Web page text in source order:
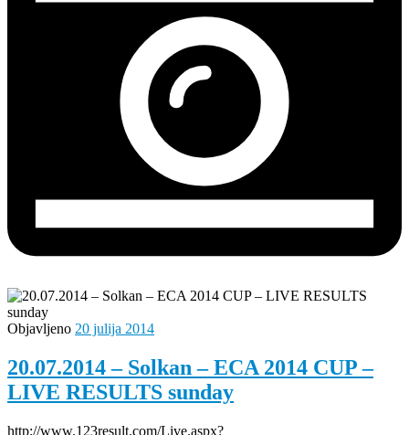
Objavljeno 20 julija 2014
20.07.2014 – Solkan – ECA 2014 CUP –
LIVE RESULTS sunday
http://www.123result.com/Live.aspx?